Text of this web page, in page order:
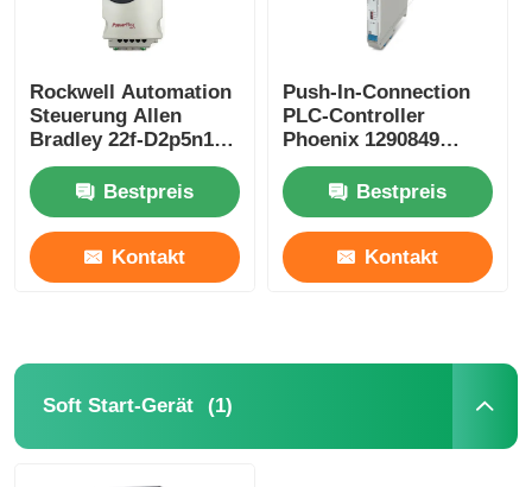
Rockwell Automation
Steuerung Allen
Bradley 22f-D2p5n103
3pH 528V 0,75kw
PowerflexBestpreis
Kontakt
Push-In-Connection
PLC-Controller
Phoenix 1290849
MACX MCR-EX-AP-
2T-2I-SP Kompakt
Bestpreis
Kontakt
Soft Start-Gerät (1)